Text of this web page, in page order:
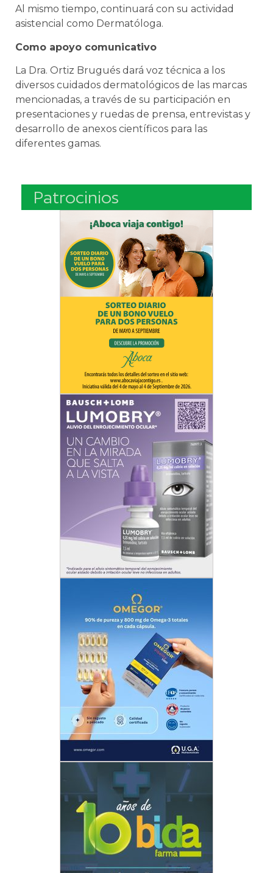
Al mismo tiempo, continuará con su actividad
asistencial como Dermatóloga.
Como apoyo comunicativo
La Dra. Ortiz Brugués dará voz técnica a los
diversos cuidados dermatológicos de las marcas
mencionadas, a través de su participación en
presentaciones y ruedas de prensa, entrevistas y
desarrollo de anexos científicos para las
diferentes gamas.
Patrocinios